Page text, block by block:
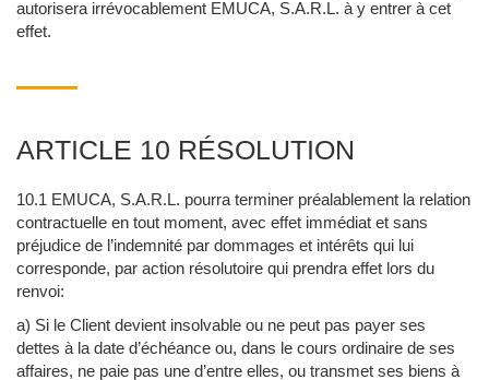
autorisera irrévocablement EMUCA, S.A.R.L. à y entrer à cet
effet.
ARTICLE 10 RÉSOLUTION
10.1 EMUCA, S.A.R.L. pourra terminer préalablement la relation
contractuelle en tout moment, avec effet immédiat et sans
préjudice de l’indemnité par dommages et intérêts qui lui
corresponde, par action résolutoire qui prendra effet lors du
renvoi:
a) Si le Client devient insolvable ou ne peut pas payer ses
dettes à la date d’échéance ou, dans le cours ordinaire de ses
affaires, ne paie pas une d’entre elles, ou transmet ses biens à